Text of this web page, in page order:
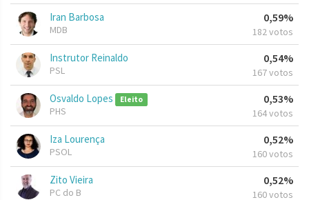
Iran Barbosa
MDB
0,59%
182 votos
Instrutor Reinaldo
PSL
0,54%
167 votos
Osvaldo Lopes Eleito
PHS
0,53%
164 votos
Iza Lourença
PSOL
0,52%
160 votos
Zito Vieira
PC do B
0,52%
160 votos